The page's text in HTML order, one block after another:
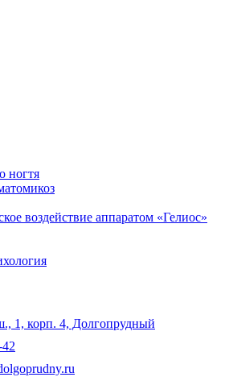
ногтя
воздействие аппаратом «Гелиос»
1, корп. 4, Долгопрудный
42